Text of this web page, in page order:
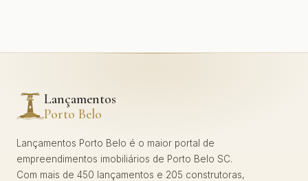
Lançamentos
Porto Belo
Lançamentos Porto Belo é o maior portal de
empreendimentos imobiliários de Porto Belo SC.
Com mais de 450 lançamentos e 205 construtoras,